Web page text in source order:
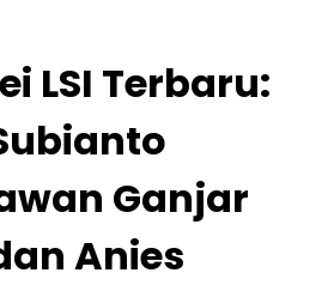
LSI Terbaru:
Ganjar
Anies